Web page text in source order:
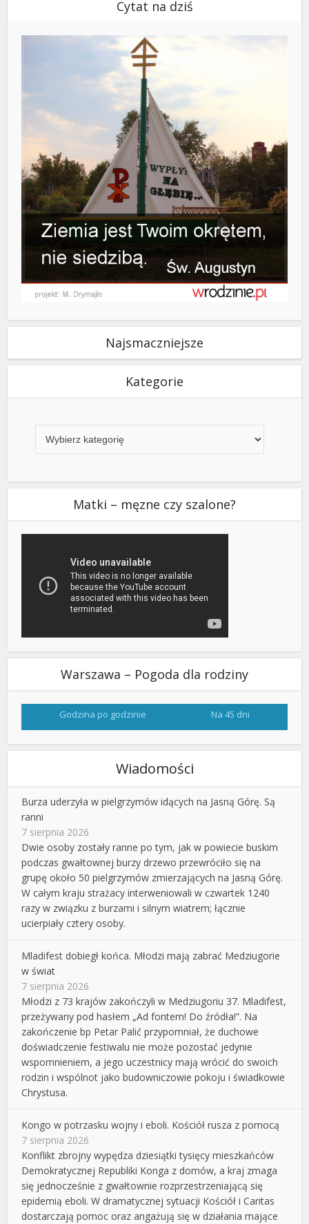
Cytat na dziś
Najsmaczniejsze
Kategorie
Matki – męzne czy szalone?
Warszawa – Pogoda dla rodziny
Godzina po godzinie Na 45 dni
Wiadomości
Burza uderzyła w pielgrzymów idących na Jasną Górę. Są
ranni
7 sierpnia 2026
Dwie osoby zostały ranne po tym, jak w powiecie buskim
podczas gwałtownej burzy drzewo przewróciło się na
grupę około 50 pielgrzymów zmierzających na Jasną Górę.
W całym kraju strażacy interweniowali w czwartek 1240
razy w związku z burzami i silnym wiatrem; łącznie
ucierpiały cztery osoby.
Mladifest dobiegł końca. Młodzi mają zabrać Medziugorie
w świat
7 sierpnia 2026
Młodzi z 73 krajów zakończyli w Medziugoriu 37. Mladifest,
przeżywany pod hasłem „Ad fontem! Do źródła!”. Na
zakończenie bp Petar Palić przypomniał, że duchowe
doświadczenie festiwalu nie może pozostać jedynie
wspomnieniem, a jego uczestnicy mają wrócić do swoich
rodzin i wspólnot jako budowniczowie pokoju i świadkowie
Chrystusa.
Kongo w potrzasku wojny i eboli. Kościół rusza z pomocą
7 sierpnia 2026
Konflikt zbrojny wypędza dziesiątki tysięcy mieszkańców
Demokratycznej Republiki Konga z domów, a kraj zmaga
się jednocześnie z gwałtownie rozprzestrzeniającą się
epidemią eboli. W dramatycznej sytuacji Kościół i Caritas
dostarczają pomoc oraz angażują się w działania mające